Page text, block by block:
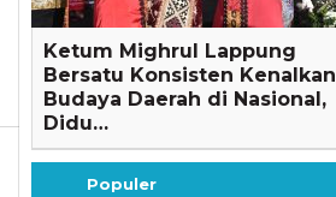
Ketum Mighrul Lappung
Bersatu Konsisten Kenalkan
Budaya Daerah di Nasional,
Didu…
Populer